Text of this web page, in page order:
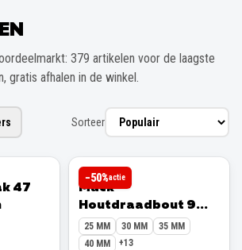
379 artikelen voor de laagste
gratis afhalen in de winkel.
Sorteer
47
−50%actie
MACK
Mack
Houtdraadbout 9
stuks M7 x 50 mm
25 MM 30 MM
35 MM
40 MM
+13